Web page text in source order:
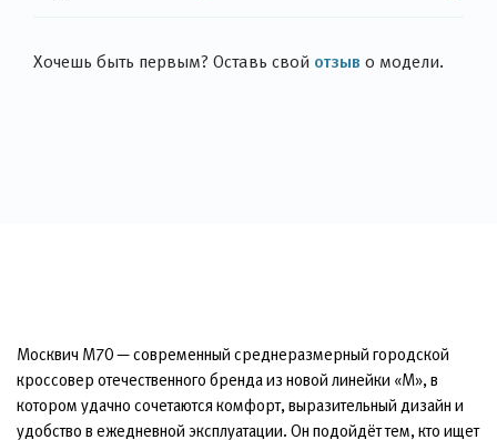
Хочешь быть первым? Оставь свой отзыв о модели.
Москвич М70 — современный среднеразмерный городской
кроссовер отечественного бренда из новой линейки «М», в
котором удачно сочетаются комфорт, выразительный дизайн и
удобство в ежедневной эксплуатации. Он подойдёт тем, кто ищет